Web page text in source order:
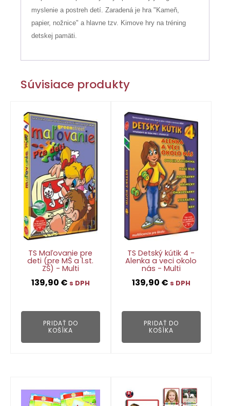
myslenie a postreh detí. Zaradená je hra "Kameň,
papier, nožnice" a hlavne tzv. Kimove hry na tréning
detskej pamäti.
Súvisiace produkty
TS Maľovanie pre
deti (pre MŠ a 1.st.
ZŠ) - Multi
139,90 € s DPH
PRIDAŤ DO
KOŠÍKA
TS Detský kútik 4 -
Alenka a veci okolo
nás - Multi
139,90 € s DPH
PRIDAŤ DO
KOŠÍKA